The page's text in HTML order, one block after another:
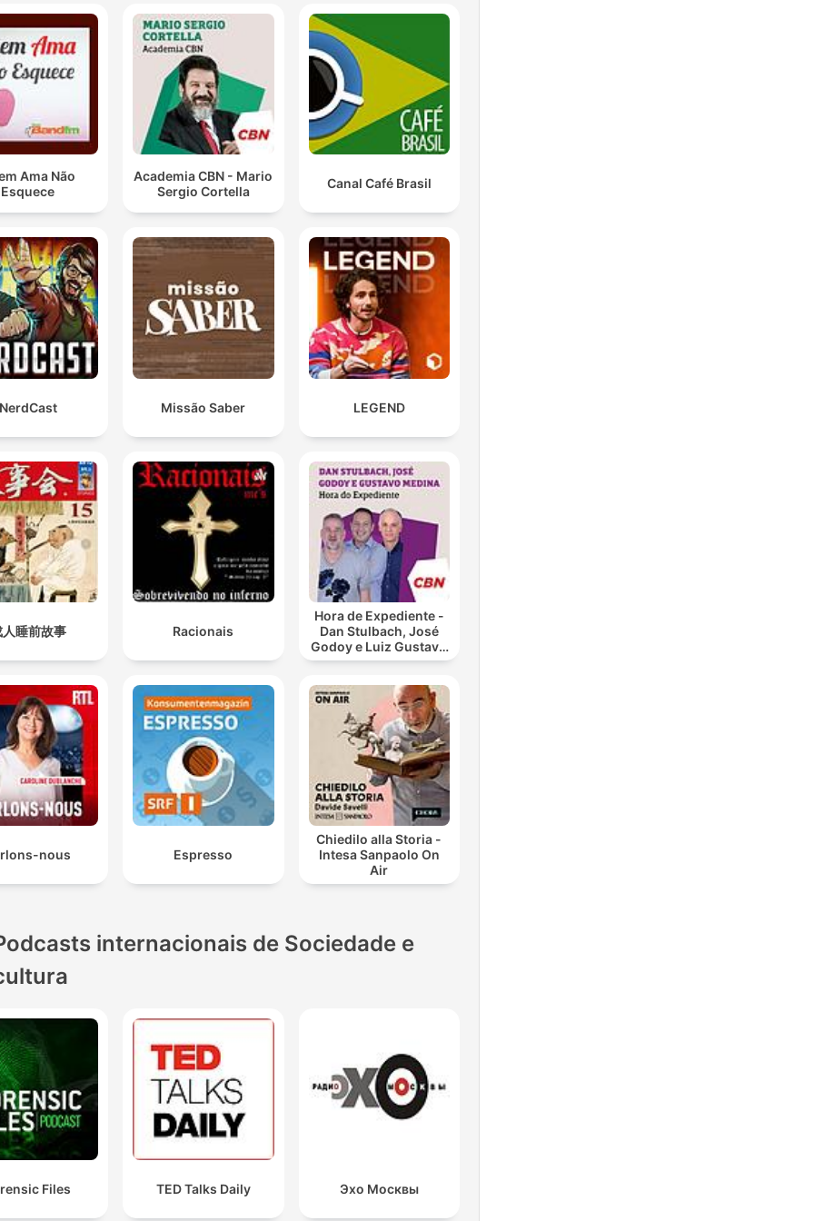
a matar.
00:05:25 · Un testimonio describe el momento devastador en
que se comunica la gravedad de la situación política y personal.
El gobierno no acepta chantajes, no podemos aceptar
chantajes, pero vamos a hacer lo imposible porque
Miguel Ángel Blanco se salve.
00:26:41 · Se cita la declaración oficial del Gobierno para
reafirmar su postura ante la presión de ETA.
Primero, deshumanizas a tu enemigo y después pides
su aniquilación.
00:39:23 · Se describe la metodología psicológica utilizada por
ETA para justificar sus acciones violentas.
está viendo respirar a un cuerpo de manera mecánica,
pero que él realmente ya ha fallecido.
01:12:03 · Se describe la desgarradora comunicación de la
muerte de Miguel Ángel Blanco a sus padres.
Si la muerte de mi hijo ha servido para acabar con ETA,
bienvenida sea.
01:29:07 · La madre de Miguel expresa una frase de resignación
y propósito ante el sacrificio de su hijo.
Ama Não
Esquece
Academia CBN - Mario
Sergio Cortella
Canal Café Brasil
Missão Saber LEGEND
睡前故事 Racionais
Hora de Expediente -
Dan Stulbach, José
Godoy e Luiz Gustavo
Medina
nous Espresso
Chiedilo alla Storia -
Intesa Sanpaolo On
Air
internacionais de Sociedade e
Files TED Talks Daily Эхо Москвы